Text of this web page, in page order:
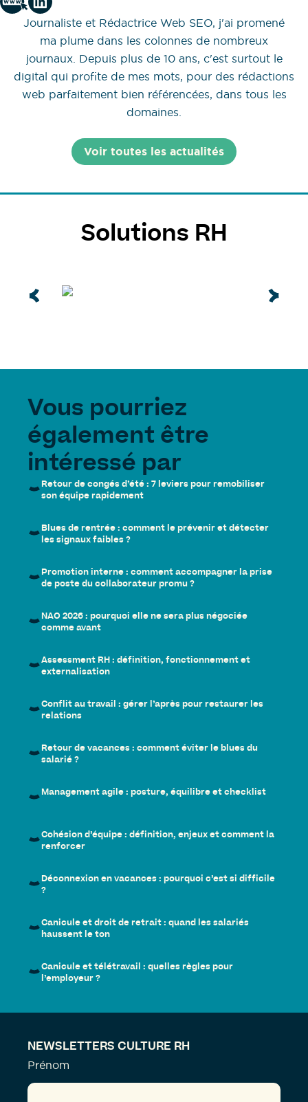
Journaliste et Rédactrice Web SEO, j'ai promené
ma plume dans les colonnes de nombreux
journaux. Depuis plus de 10 ans, c'est surtout le
digital qui profite de mes mots, pour des rédactions
web parfaitement bien référencées, dans tous les
domaines.
Voir toutes les actualités
Solutions RH
Vous pourriez
également être
intéressé par
Retour de congés d’été : 7 leviers pour remobiliser
son équipe rapidement
Blues de rentrée : comment le prévenir et détecter
les signaux faibles ?
Promotion interne : comment accompagner la prise
de poste du collaborateur promu ?
NAO 2026 : pourquoi elle ne sera plus négociée
comme avant
Assessment RH : définition, fonctionnement et
externalisation
Conflit au travail : gérer l’après pour restaurer les
relations
Retour de vacances : comment éviter le blues du
salarié ?
Management agile : posture, équilibre et checklist
Cohésion d’équipe : définition, enjeux et comment la
renforcer
Déconnexion en vacances : pourquoi c’est si difficile
?
Canicule et droit de retrait : quand les salariés
haussent le ton
Canicule et télétravail : quelles règles pour
l’employeur ?
NEWSLETTERS CULTURE RH
Prénom